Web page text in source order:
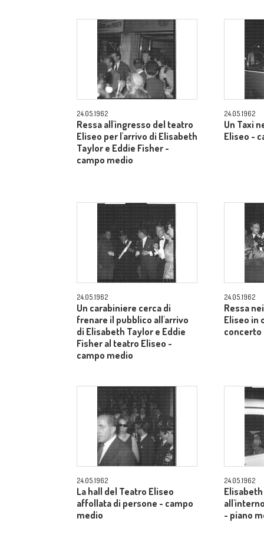
24.05.1962
Ressa all'ingresso del teatro
Eliseo per l'arrivo di Elisabeth
Taylor e Eddie Fisher -
campo medio
24.05.1962
Un Taxi
Eliseo -
24.05.1962
Un carabiniere cerca di
frenare il pubblico all'arrivo
di Elisabeth Taylor e Eddie
Fisher al teatro Eliseo -
campo medio
24.05.1962
Ressa
Eliseo in
concerto
24.05.1962
La hall del Teatro Eliseo
affollata di persone - campo
medio
24.05.1962
- piano